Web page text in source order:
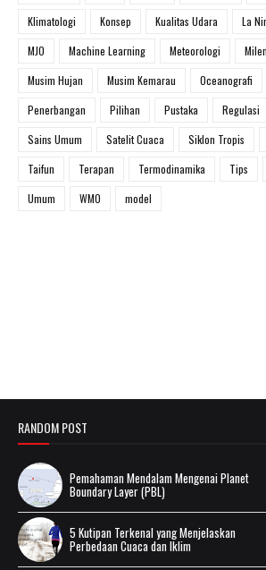
Klimatologi
Konsep Kualitas Udara La
MJO
Machine Learning Meteorologi
Musim Hujan
Musim Kemarau Oceanografi
Penerbangan
Pilihan Pustaka Regulasi
Sains Umum
Satelit Cuaca Siklon Tropis
Taifun
Terapan Termodinamika Tips
Umum
WMO model
RANDOM POST
Pemahaman Mendalam Mengenai Planet
Boundary Layer (PBL)
5 Kutipan Terkenal yang Menjelaskan
Perbedaan Cuaca dan Iklim